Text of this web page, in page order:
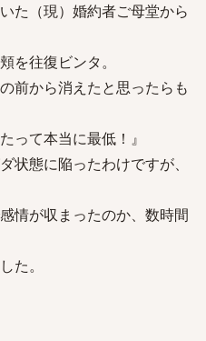
た（現）婚約者ご母堂から
を往復ビンタ。
前から消えたと思ったらも
って本当に最低！』
状態に陥ったわけですが、
情が収まったのか、数時間
た。